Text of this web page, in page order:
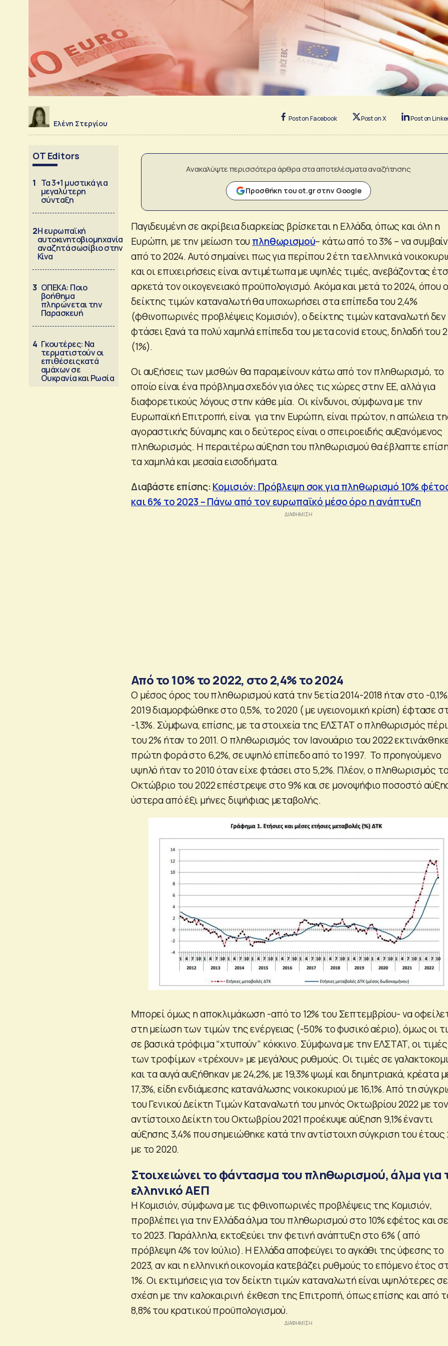
Ελένη Στεργίου
Post on Facebook Post on X Post on
OT Editors
1 Τα 3+1 μυστικά για
μεγαλύτερη
σύνταξη
2Η ευρωπαϊκή
αυτοκινητοβιομηχανία
αναζητά σωσίβιο στην
Κίνα
3 ΟΠΕΚΑ: Ποιο
βοήθημα
πληρώνεται την
Παρασκευή
4 Γκουτέρες: Να
τερματιστούν οι
επιθέσεις κατά
αμάχων σε
Ουκρανία και Ρωσία
Ανακαλύψτε περισσότερα άρθρα στα αποτελέσματα αναζήτησης
Προσθήκη του ot.gr στην Google
Παγιδευμένη σε ακρίβεια διαρκείας βρίσκεται η Ελλάδα, όπως και όλη η
Ευρώπη, με την μείωση τουπληθωρισμού– κάτω από το 3% – να
από το 2024. Αυτό σημαίνει πως για περίπου 2 έτη τα ελληνικά
και οι επιχειρήσεις είναι αντιμέτωπα με υψηλές τιμές, ανεβάζοντας
αρκετά τον οικογενειακό προϋπολογισμό. Ακόμα και μετά το 2024, όπου ο
δείκτης τιμών καταναλωτή θα υποχωρήσει στα επίπεδα του 2,4%
(φθινοπωρινές προβλέψεις Κομισιόν), ο δείκτης τιμών καταναλωτή
φτάσει ξανά τα πολύ χαμηλά επίπεδα του μετα covid ετους, δηλαδή του
(1%).
Οι αυξήσεις των μισθών θα παραμείνουν κάτω από τον πληθωρισμό, το
οποίο είναι ένα πρόβλημα σχεδόν για όλες τις χώρες στην ΕΕ, αλλά για
διαφορετικούς λόγους στην κάθε μία. Οι κίνδυνοι, σύμφωνα με την
Ευρωπαϊκή Επιτροπή, είναι για την Ευρώπη, είναι πρώτον, η απώλεια
αγοραστικής δύναμης και ο δεύτερος είναι ο σπειροειδής αυξανόμενος
πληθωρισμός. Η περαιτέρω αύξηση του πληθωρισμού θα έβλαπτε
τα χαμηλά και μεσαία εισοδήματα.
Διαβάστε επίσης: Κομισιόν: Πρόβλεψη σοκ για πληθωρισμό 10%
και 6% το 2023 – Πάνω από τον ευρωπαϊκό μέσο όρο η ανάπτυξη
Από το 10% το 2022, στο 2,4% το 2024
Ο μέσος όρος του πληθωρισμού κατά την 5ετία 2014-2018 ήταν στο -
2019 διαμορφώθηκε στο 0,5%, το 2020 ( με υγειονομική κρίση) έφτασε
-1,3%. Σύμφωνα, επίσης, με τα στοιχεία της ΕΛΣΤΑΤ ο πληθωρισμός
του 2% ήταν το 2011. Ο πληθωρισμός τον Ιανουάριο του 2022
πρώτη φορά στο 6,2%, σε υψηλό επίπεδο από το 1997. Το προηγούμενο
υψηλό ήταν το 2010 όταν είχε φτάσει στο 5,2%. Πλέον, ο πληθωρισμός
Οκτώβριο του 2022 επέστρεψε στο 9% και σε μονοψήφιο ποσοστό
ύστερα από έξι μήνες διψήφιας μεταβολής.
Μπορεί όμως η αποκλιμάκωση -από το 12% του Σεπτεμβρίου- να
στη μείωση των τιμών της ενέργειας (-50% το φυσικό αέριο), όμως οι
σε βασικά τρόφιμα “χτυπούν” κόκκινο. Σύμφωνα με την ΕΛΣΤΑΤ, οι τιμές
των τροφίμων «τρέχουν» με μεγάλους ρυθμούς. Οι τιμές σε
και τα αυγά αυξήθηκαν με 24,2%, με 19,3% ψωμί και δημητριακά, κρέατα
17,3%, είδη ενδιάμεσης κατανάλωσης νοικοκυριού με 16,1%. Από τη
του Γενικού Δείκτη Τιμών Καταναλωτή του μηνός Οκτωβρίου 2022 με τον
αντίστοιχο Δείκτη του Οκτωβρίου 2021 προέκυψε αύξηση 9,1% έναντι
αύξησης 3,4% που σημειώθηκε κατά την αντίστοιχη σύγκριση του έτους
με το 2020.
Στοιχειώνει το φάντασμα του πληθωρισμού, άλμα για
ελληνικό ΑΕΠ
Η Κομισιόν, σύμφωνα με τις φθινοπωρινές προβλέψεις της Κομισιόν,
προβλέπει για την Ελλάδα άλμα του πληθωρισμού στο 10% εφέτος και
το 2023. Παράλληλα, εκτοξεύει την φετινή ανάπτυξη στο 6% ( από
πρόβλεψη 4% τον Ιούλιο). Η Ελλάδα αποφεύγει το αγκάθι της ύφεσης το
2023, αν και η ελληνική οικονομία κατεβάζει ρυθμούς το επόμενο έτος
1%. Οι εκτιμήσεις για τον δείκτη τιμών καταναλωτή είναι υψηλότερες σε
σχέση με την καλοκαιρινή έκθεση της Επιτροπή, όπως επίσης και από
8,8% του κρατικού προϋπολογισμού.